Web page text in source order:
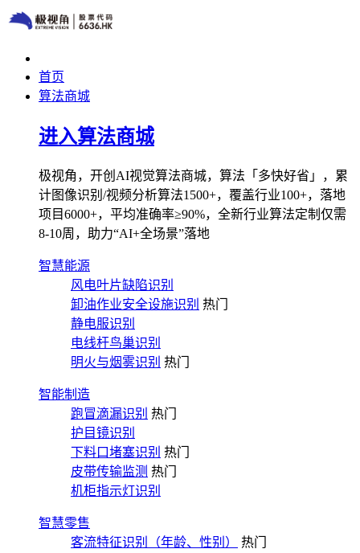
首页
算法商城
进入算法商城
极视角，开创AI视觉算法商城，算法「多快好省」，累
计图像识别/视频分析算法1500+，覆盖行业100+，落地
项目6000+，平均准确率≥90%，全新行业算法定制仅需
8-10周，助力“AI+全场景”落地
智慧能源
风电叶片缺陷识别
卸油作业安全设施识别 热门
静电服识别
电线杆鸟巢识别
明火与烟雾识别 热门
智能制造
跑冒滴漏识别 热门
护目镜识别
下料口堵塞识别 热门
皮带传输监测 热门
机柜指示灯识别
智慧零售
客流特征识别（年龄、性别）
热门